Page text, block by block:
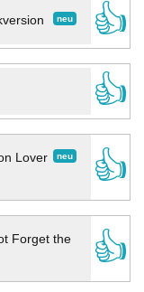
neu
👍
👍
neu
Lover
👍
Forget the
👍